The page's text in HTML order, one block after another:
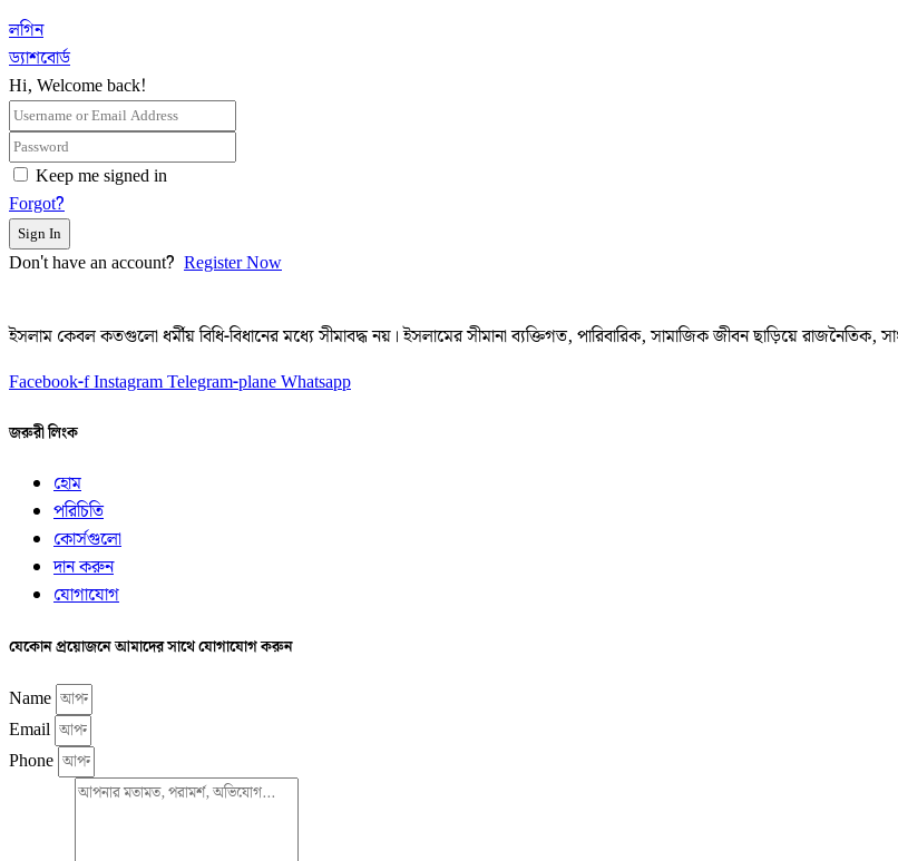
লগিন
ড্যাশবোর্ড
Hi, Welcome back!
Keep me signed in
Forgot?
Sign In
Don't have an account? Register Now
ইসলাম কেবল কতগুলো ধর্মীয় বিধি-বিধানের মধ্যে সীমাবদ্ধ নয়। ইসলামের সীমানা ব্যক্তিগত, পারিবারিক, সামাজিক জীবন ছাড়িয়ে
Facebook-fInstagramTelegram-planeWhatsapp
জরুরী লিংক
হোম
পরিচিতি
কোর্সগুলো
দান করুন
যোগাযোগ
যেকোন প্রয়োজনে আমাদের সাথে যোগাযোগ করুন
Name
Email
Phone